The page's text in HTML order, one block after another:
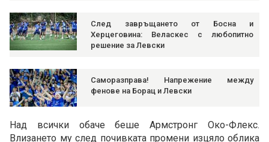
След завръщането от Босна и
Херцеговина: Веласкес с любопитно
решение за Левски
Саморазправа! Напрежение между
фенове на Борац и Левски
Над всички обаче беше Армстронг Око-Флекс.
Влизането му след почивката промени изцяло облика